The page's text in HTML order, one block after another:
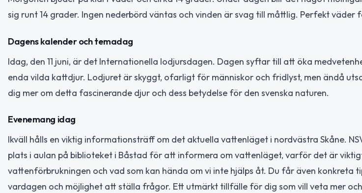
sig runt 14 grader. Ingen nederbörd väntas och vinden är svag till måttlig. Perfekt väder
Dagens kalender och temadag
Idag, den 11 juni, är det Internationella lodjursdagen. Dagen syftar till att öka
enda vilda kattdjur. Lodjuret är skyggt, ofarligt för människor och fridlyst, men ändå
dig mer om detta fascinerande djur och dess betydelse för den svenska naturen.
Evenemang idag
Ikväll hålls en viktig informationsträff om det aktuella vattenläget i nordvästra Skåne.
plats i aulan på biblioteket i Båstad för att informera om vattenläget, varför det är
vattenförbrukningen och vad som kan hända om vi inte hjälps åt. Du får även konkreta
vardagen och möjlighet att ställa frågor. Ett utmärkt tillfälle för dig som vill veta mer